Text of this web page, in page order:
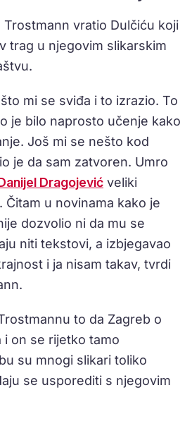
vratio Dulčiću koji
trag u njegovim slikarskim
mi se sviđa i to izrazio. To
je bilo naprosto učenje kako
Još mi se nešto kod
je da sam zatvoren. Umro
Dragojević veliki
Čitam u novinama kako je
dozvolio ni da mu se
niti tekstovi, a izbjegavao
i ja nisam takav, tvrdi
to da Zagreb o
i on se rijetko tamo
su mnogi slikari toliko
se usporediti s njegovim